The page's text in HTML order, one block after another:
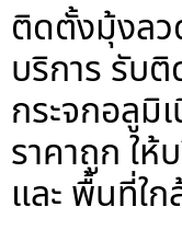
ติดตั้งมุ้งลว
บริการ รับ
กระจกอลูมิ
ราคาถูก ใ
และ พื้นที่ใก